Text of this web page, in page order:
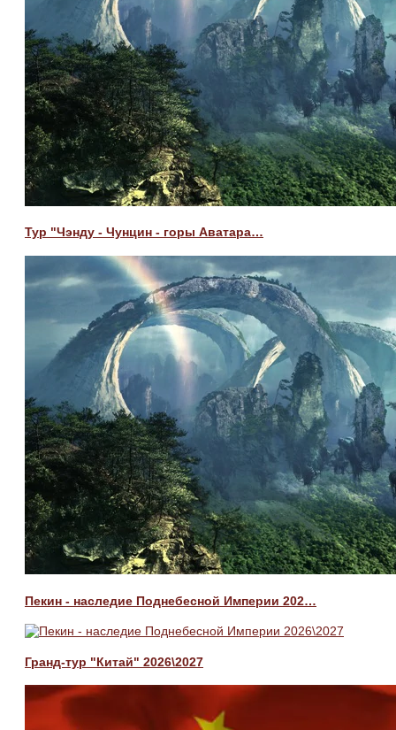
Тур "Чэнду - Чунцин - горы Аватара…
Пекин - наследие Поднебесной Империи 202…
Гранд-тур "Китай" 2026\2027